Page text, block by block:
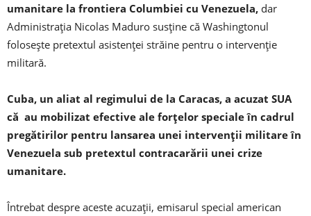
umanitare la frontiera Columbiei cu Venezuela, dar
Administraţia Nicolas Maduro susţine că Washingtonul
foloseşte pretextul asistenţei străine pentru o intervenţie
militară.
Cuba, un aliat al regimului de la Caracas, a acuzat SUA
că au mobilizat efective ale forţelor speciale în cadrul
pregătirilor pentru lansarea unei intervenţii militare în
Venezuela sub pretextul contracarării unei crize
umanitare.
Întrebat despre aceste acuzaţii, emisarul special american